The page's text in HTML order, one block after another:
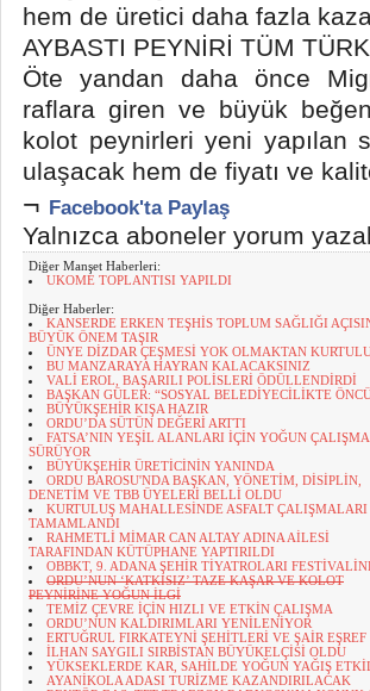
hem de üretici daha fazla
AYBASTI PEYNİRİ TÜM
Öte yandan daha önce
raflara giren ve büyük
kolot peynirleri yeni yapılan
ulaşacak hem de fiyatı ve
¬ Facebook'ta Paylaş
Yalnızca aboneler yorum
Diğer Manşet Haberleri:
UKOME TOPLANTISI YAPILDI
Diğer Haberler:
KANSERDE ERKEN TEŞHİS TOPLUM SAĞLIĞI
BÜYÜK ÖNEM TAŞIR
ÜNYE DİZDAR ÇEŞMESİ YOK OLMAKTAN
BU MANZARAYA HAYRAN KALACAKSINIZ
VALİ EROL, BAŞARILI POLİSLERİ ÖDÜLLENDİRDİ
BAŞKAN GÜLER: “SOSYAL BELEDİYECİLİKTE
BÜYÜKŞEHİR KIŞA HAZIR
ORDU’DA SÜTÜN DEĞERİ ARTTI
FATSA’NIN YEŞİL ALANLARI İÇİN YOĞUN
SÜRÜYOR
BÜYÜKŞEHİR ÜRETİCİNİN YANINDA
ORDU BAROSU'NDA BAŞKAN, YÖNETİM, DİSİPLİN,
DENETİM VE TBB ÜYELERİ BELLİ OLDU
KURTULUŞ MAHALLESİNDE ASFALT ÇALIŞMALARI
TAMAMLANDI
RAHMETLİ MİMAR CAN ALTAY ADINA AİLESİ
TARAFINDAN KÜTÜPHANE YAPTIRILDI
OBBKT, 9. ADANA ŞEHİR TİYATROLARI
ORDU’NUN ‘KATKISIZ’ TAZE KAŞAR VE KOLOT
PEYNİRİNE YOĞUN İLGİ
TEMİZ ÇEVRE İÇİN HIZLI VE ETKİN ÇALIŞMA
ORDU’NUN KALDIRIMLARI YENİLENİYOR
ERTUĞRUL FIRKATEYNİ ŞEHİTLERİ VE ŞAİR EŞREF
İLHAN SAYGILI SIRBİSTAN BÜYÜKELÇİSİ OLDU
YÜKSEKLERDE KAR, SAHİLDE YOĞUN YAĞIŞ
AYANİKOLA ADASI TURİZME KAZANDIRILACAK